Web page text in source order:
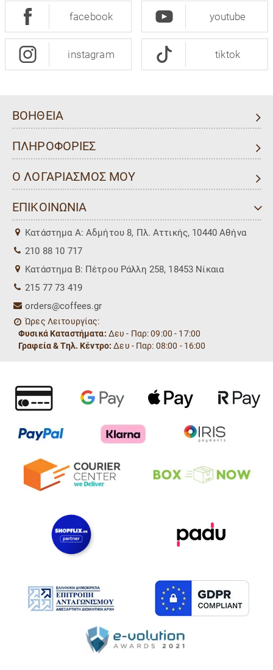
facebook youtube
instagram tiktok
ΒΟΗΘΕΙΑ
ΠΛΗΡΟΦΟΡΙΕΣ
Ο ΛΟΓΑΡΙΑΣΜΟΣ ΜΟΥ
ΕΠΙΚΟΙΝΩΝΙΑ
Kατάστημα Α: Αδμήτου 8, Πλ. Αττικής, 10440 Αθήνα
210 88 10 717
Kατάστημα Β: Πέτρου Ράλλη 258, 18453 Νίκαια
215 77 73 419
orders@coffees.gr
Ώρες Λειτουργίας:
Φυσικά Καταστήματα: Δευ - Παρ: 09:00 - 17:00
Γραφεία & Τηλ. Κέντρο: Δευ - Παρ: 08:00 - 16:00